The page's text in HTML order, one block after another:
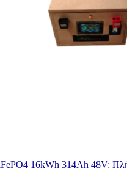
16kWh 314Ah 48V: